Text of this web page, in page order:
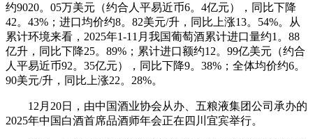
约9020。05万美元（约合人平易近币6。4亿元），同比下降
42。43%；进口均价约8。82美元/升，同比上涨13。54%。从
累计环境来看，2025年1-11月我国葡萄酒累计进口量约1。88
亿升，同比下降25。89%；累计进口额约12。99亿美元（约合
人平易近币92。35亿元），同比下降9。38%；全体均价约6。
90美元/升，同比上涨22。28%。
12月20日，由中国酒业协会从办、五粮液集团公司承办的
2025年中国白酒首席品酒师年会正在四川宜宾举行。